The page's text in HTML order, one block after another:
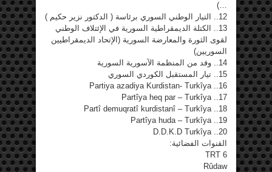
…)
12.. التيار الوطني السوري برئاسة ( الدكتور نزير حكيم )
13.. الكتلة الديمقراطية السورية في الإئتلاف الوطني
لقوى الثورة والمعارضة السورية (الإتحاد الديمقراطيين
السوريين)
14.. وفد من المنظمة الآسورية السورية
15.. تيار المستقبل الكوردي السوري
16.. Partiya azadiya Kurdistan- Turkîya
17.. Partîya heq par – Turkîya
18.. Partî demuqratî kurdistanî – Turkîya
19.. Partîya huda – Turkîya
20.. D.D.K.D Turkîya
القنوات الفضائية:
TRT 6
Rûdaw